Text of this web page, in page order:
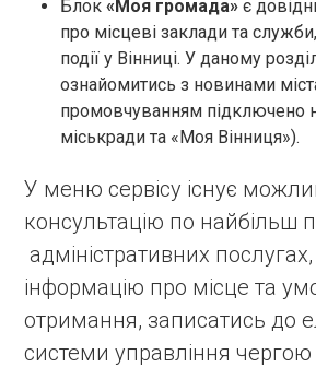
Блок «Моя громада» є
про місцеві заклади та
події у Вінниці. У даному
ознайомитись з новинами
промовчуванням підключено
міськради та «Моя Вінниця»).
У меню сервісу існує
консультацію по найбільш
адміністративних
інформацію про місце та
отримання, записатись до
системи управління чергою